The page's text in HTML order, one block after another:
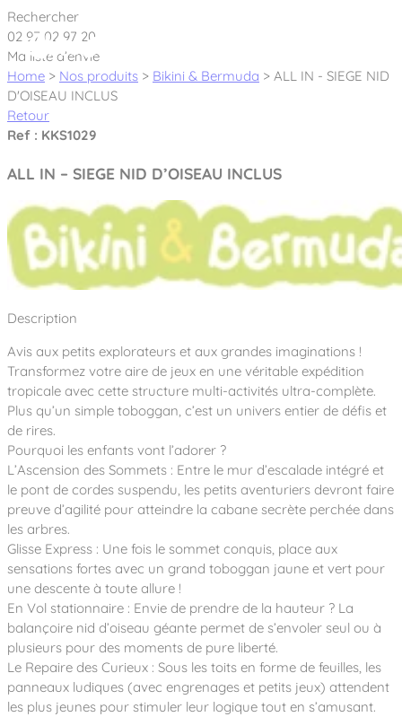
Cookies management panel
Créateur et fabricant d’aires de jeux &
équipements sportifs
Nos dernières actualités
À propos
Notre partenariat avec l’association Rêves de clown
Nos Garanties
Notre concept
Notre entreprise
Notre équipe
Nous rejoindre
Tous nos jeux
Jeux inclusifs
Jeux recyclés
Nos univers
Sport & Fitness Sport&Co®
Agrès fitness
Parcours de santé
Stadium Arena
Street workout
Surfpark
Équipements sportifs
Mobilier & accessoires
Mobilier urbain
Accessoires ludiques
Nos clients
Collectivités
Établissements scolaires
Architectes, Paysagistes-concepteurs
Camping et résidences de vacances
Notre expertise
Des aires intergénérationnelles de
Des aires de jeux pour tous les enfants
L’éco-conception de nos jeux
La végétalisation des cours d’école
Nos matériaux
Nos fonctions ludiques & sportives
Nos sols amortissants
Réalisations
Contact
Les questions fréquentes
Catalogues
Rechercher
02 97 02 97 20
Ma liste d’envie
Home > Nos produits > Bikini & Bermuda > ALL IN - SIEGE NID
D'OISEAU INCLUS
Retour
Ref : KKS1029
ALL IN – SIEGE NID D’OISEAU INCLUS
Description
Avis aux petits explorateurs et aux grandes imaginations !
Transformez votre aire de jeux en une véritable expédition
tropicale avec cette structure multi-activités ultra-complète.
Plus qu’un simple toboggan, c’est un univers entier de défis et
de rires.
Pourquoi les enfants vont l’adorer ?
L’Ascension des Sommets : Entre le mur d’escalade intégré et
le pont de cordes suspendu, les petits aventuriers devront faire
preuve d’agilité pour atteindre la cabane secrète perchée dans
les arbres.
Glisse Express : Une fois le sommet conquis, place aux
sensations fortes avec un grand toboggan jaune et vert pour
une descente à toute allure !
En Vol stationnaire : Envie de prendre de la hauteur ? La
balançoire nid d’oiseau géante permet de s’envoler seul ou à
plusieurs pour des moments de pure liberté.
Le Repaire des Curieux : Sous les toits en forme de feuilles, les
panneaux ludiques (avec engrenages et petits jeux) attendent
les plus jeunes pour stimuler leur logique tout en s’amusant.